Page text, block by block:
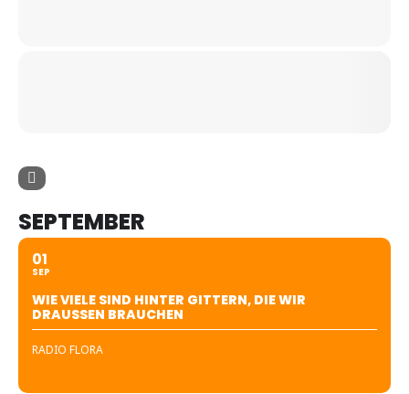
SEPTEMBER
01
SEP
WIE VIELE SIND HINTER GITTERN, DIE WIR
DRAUSSEN BRAUCHEN
RADIO FLORA